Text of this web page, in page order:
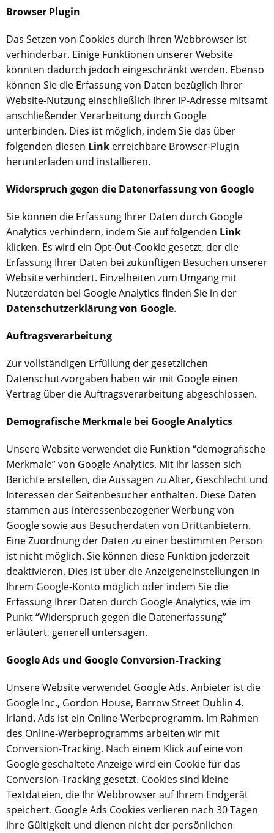
Browser Plugin
Das Setzen von Cookies durch Ihren Webbrowser ist
verhinderbar. Einige Funktionen unserer Website
könnten dadurch jedoch eingeschränkt werden. Ebenso
können Sie die Erfassung von Daten bezüglich Ihrer
Website-Nutzung einschließlich Ihrer IP-Adresse mitsamt
anschließender Verarbeitung durch Google
unterbinden. Dies ist möglich, indem Sie das über
folgenden diesen Link erreichbare Browser-Plugin
herunterladen und installieren.
Widerspruch gegen die Datenerfassung von Google
Sie können die Erfassung Ihrer Daten durch Google
Analytics verhindern, indem Sie auf folgenden Link
klicken. Es wird ein Opt-Out-Cookie gesetzt, der die
Erfassung Ihrer Daten bei zukünftigen Besuchen unserer
Website verhindert. Einzelheiten zum Umgang mit
Nutzerdaten bei Google Analytics finden Sie in der
Datenschutzerklärung von Google.
Auftragsverarbeitung
Zur vollständigen Erfüllung der gesetzlichen
Datenschutzvorgaben haben wir mit Google einen
Vertrag über die Auftragsverarbeitung abgeschlossen.
Demografische Merkmale bei Google Analytics
Unsere Website verwendet die Funktion “demografische
Merkmale” von Google Analytics. Mit ihr lassen sich
Berichte erstellen, die Aussagen zu Alter, Geschlecht und
Interessen der Seitenbesucher enthalten. Diese Daten
stammen aus interessenbezogener Werbung von
Google sowie aus Besucherdaten von Drittanbietern.
Eine Zuordnung der Daten zu einer bestimmten Person
ist nicht möglich. Sie können diese Funktion jederzeit
deaktivieren. Dies ist über die Anzeigeneinstellungen in
Ihrem Google-Konto möglich oder indem Sie die
Erfassung Ihrer Daten durch Google Analytics, wie im
Punkt “Widerspruch gegen die Datenerfassung”
erläutert, generell untersagen.
Google Ads und Google Conversion-Tracking
Unsere Website verwendet Google Ads. Anbieter ist die
Google Inc., Gordon House, Barrow Street Dublin 4.
Irland. Ads ist ein Online-Werbeprogramm. Im Rahmen
des Online-Werbeprogramms arbeiten wir mit
Conversion-Tracking. Nach einem Klick auf eine von
Google geschaltete Anzeige wird ein Cookie für das
Conversion-Tracking gesetzt. Cookies sind kleine
Textdateien, die Ihr Webbrowser auf Ihrem Endgerät
speichert. Google Ads Cookies verlieren nach 30 Tagen
ihre Gültigkeit und dienen nicht der persönlichen